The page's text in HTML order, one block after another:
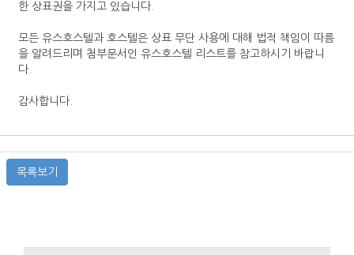
한 상표권을 가지고 있습니다.
모든 유스호스텔과 호스텔은 상표 무단 사용에 대해 법적 책임이 따름
을 알려드리며 첨부문서인 유스호스텔 리스트를 참고하시기 바랍니
다.
감사합니다.
목록보기